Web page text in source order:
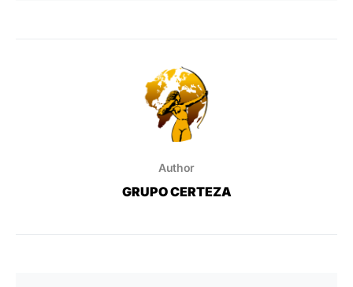
Author
GRUPO CERTEZA